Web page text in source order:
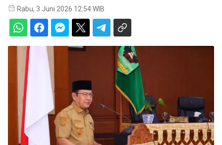
Rabu, 3 Juni 2026 12:54 WIB